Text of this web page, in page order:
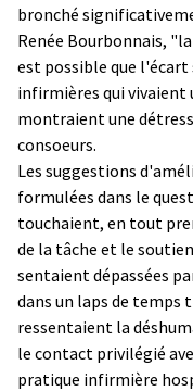
bronché
Renée Bourbonnais,
est possible que l'écart
infirmières qui vivaient
montraient une
consoeurs.
Les suggestions
formulées dans le
touchaient, en tout
de la tâche et le
sentaient dépassées
dans un laps de temps
ressentaient la
le contact privilégié
pratique infirmière